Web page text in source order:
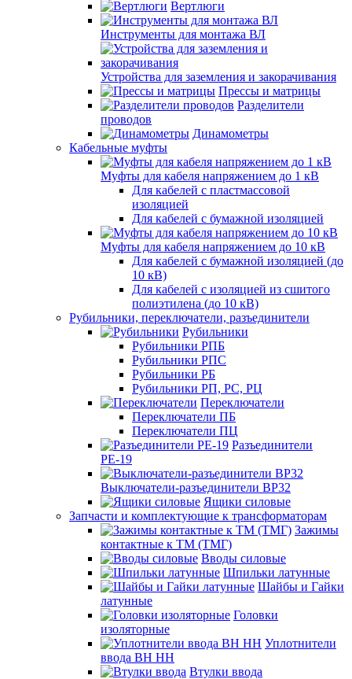
Вертлюги
Инструменты для монтажа ВЛ
Устройства для заземления и закорачивания
Прессы и матрицы
Разделители
проводов
Динамометры
Кабельные муфты
Муфты для кабеля напряжением до 1 кВ
Для кабелей с пластмассовой
изоляцией
Для кабелей с бумажной изоляцией
Муфты для кабеля напряжением до 10 кВ
Для кабелей с бумажной изоляцией (до
10 кВ)
Для кабелей с изоляцией из сшитого
полиэтилена (до 10 кВ)
Рубильники, переключатели, разъединители
Рубильники
Рубильники РПБ
Рубильники РПС
Рубильники РБ
Рубильники РП, РС, РЦ
Переключатели
Переключатели ПБ
Переключатели ПЦ
Разъединители
РЕ-19
Выключатели-разъединители ВР32
Ящики силовые
Запчасти и комплектующие к трансформаторам
Зажимы
контактные к ТМ (ТМГ)
Вводы силовые
Шпильки латунные
Шайбы и Гайки
латунные
Головки
изоляторные
Уплотнители
ввода ВН НН
Втулки ввода